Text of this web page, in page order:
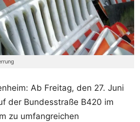
Ab Freitag, den 27. Juni
der Bundesstraße B420 im
zu umfangreichen